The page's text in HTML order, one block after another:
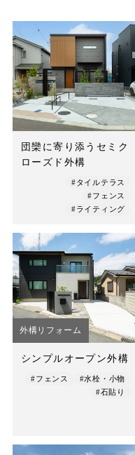
会社概要
店舗案内
スタッフ紹介
プライバシーポリシー
サイトマップ
団欒に寄り添うセミク
ローズド外構
#タイルテラス
#フェンス
#ライティング
外構リフォーム
シンプルオープン外構
#フェンス
#水栓・小物
#石貼り